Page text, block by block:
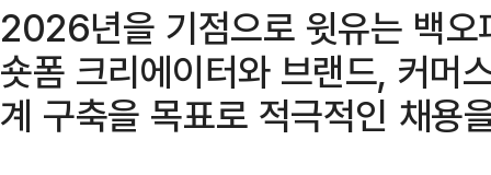
2026년을 기점으로 윗유는 백오
숏폼 크리에이터와 브랜드, 커머
계 구축을 목표로 적극적인 채용